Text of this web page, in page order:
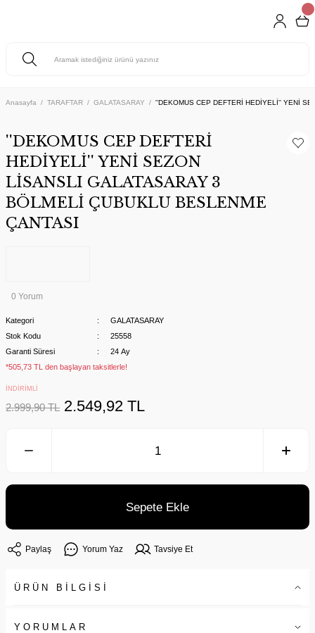
Anasayfa TARAFTAR GALATASARAY ''DEKOMUS CEP DEFTERİ HEDİYELİ'' YENİ
''DEKOMUS CEP DEFTERİ
HEDİYELİ'' YENİ SEZON
LİSANSLI GALATASARAY 3
BÖLMELİ ÇUBUKLU BESLENME
ÇANTASI
0 Yorum
Kategori
GALATASARAY
Stok Kodu
25558
Garanti Süresi
24 Ay
*505,73 TL den başlayan taksitlerle!
İNDİRİMLİ
2.999,90 TL 2.549,92 TL
Sepete Ekle
Paylaş Yorum Yaz Tavsiye Et
ÜRÜN BİLGİSİ
YORUMLAR